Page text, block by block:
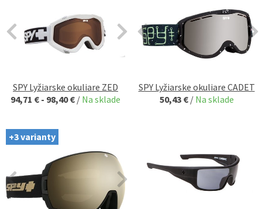
SPY Lyžiarske okuliare ZED
94,71 € - 98,40 € / Na sklade
SPY Lyžiarske okuliare CADET
50,43 € / Na sklade
+3 varianty